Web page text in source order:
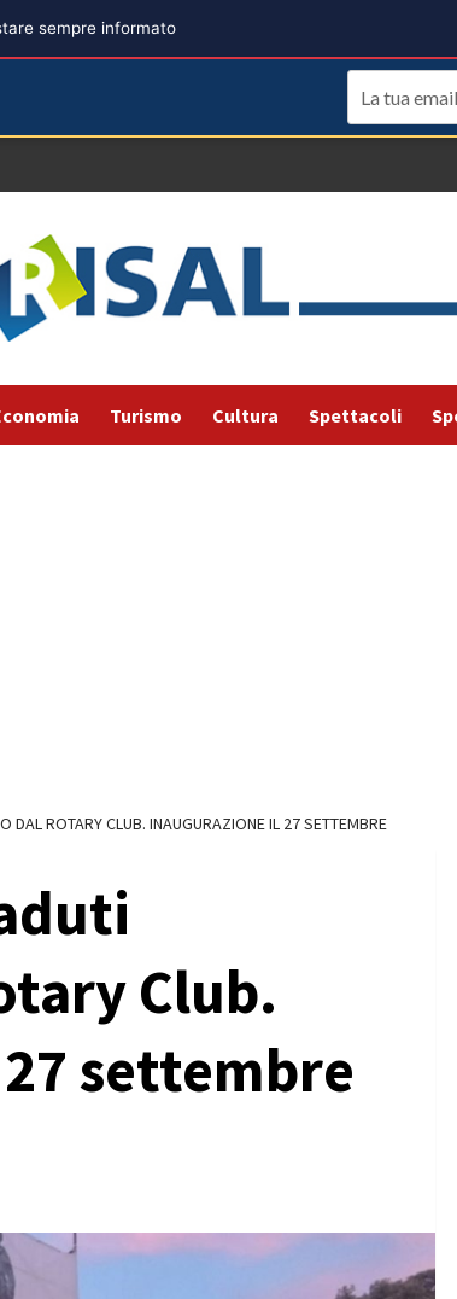
Turismo Cultura Spettacoli
DAL ROTARY CLUB. INAUGURAZIONE IL 27 SETTEMBRE
Club.
settembre
sempre informato